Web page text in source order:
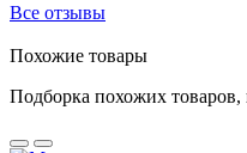
Все отзывы
Похожие товары
Подборка похожих товаров,